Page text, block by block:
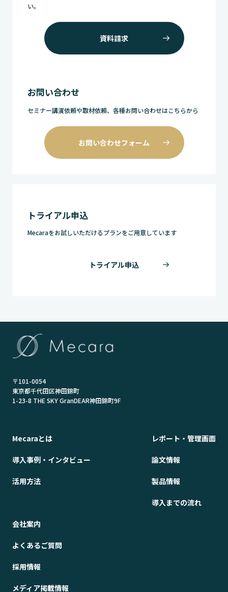
い。
資料請求
お問い合わせ
セミナー講演依頼や取材依頼、各種お問い合わせはこちらから
お問い合わせフォーム
トライアル申込
Mecaraをお試しいただけるプランをご用意しています
トライアル申込
〒101-0054
東京都千代田区神田錦町
1-23-8 THE SKY GranDEAR神田錦町9F
Mecaraとは
導入事例・インタビュー
活用方法
レポート・管理画面
論文情報
製品情報
導入までの流れ
会社案内
よくあるご質問
採用情報
メディア掲載情報